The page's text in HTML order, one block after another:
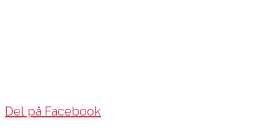
Del på Facebook